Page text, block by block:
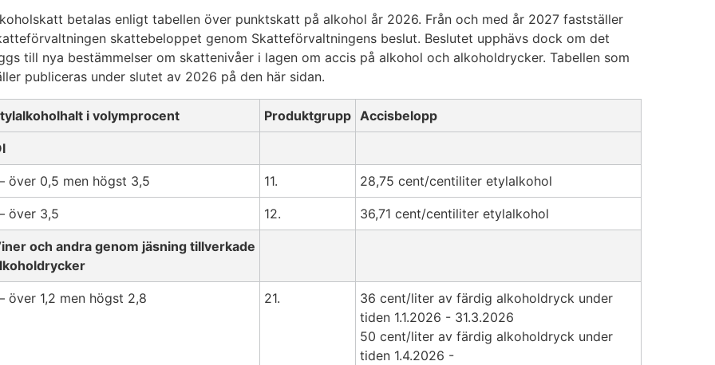
betalas enligt tabellen över punktskatt på alkohol år 2026. Från och med år 2027 fastställer
skattebeloppet genom Skatteförvaltningens beslut. Beslutet upphävs dock om det
till nya bestämmelser om skattenivåer i lagen om accis på alkohol och alkoholdrycker. Tabellen som
publiceras under slutet av 2026 på den här sidan.
i volymprocent Produktgrupp Accisbelopp
över 0,5 men högst 3,5 11. 28,75 cent/centiliter etylalkohol
över 3,5 12. 36,71 cent/centiliter etylalkohol
och andra genom jäsning tillverkade
över 1,2 men högst 2,8 21.
36 cent/liter av färdig alkoholdryck under
tiden 1.1.2026 - 31.3.2026
50 cent/liter av färdig alkoholdryck under
tiden 1.4.2026 -